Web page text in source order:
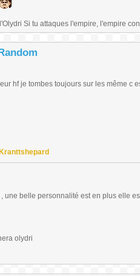
Si tu attaques l'empire, l'empire
hf je tombes toujours sur les même c
Kranttshepard
une belle personnalité est en plus elle
olydri